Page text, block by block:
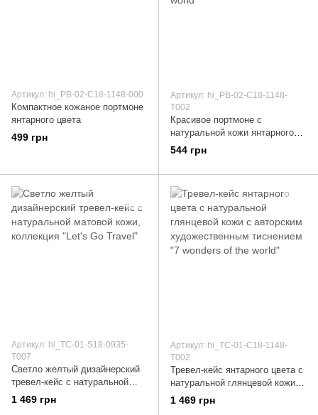
Артикул: hi_PB-02-C18-1148-000
Компактное кожаное портмоне
янтарного цвета
499 грн
Артикул: hi_PB-02-C18-1148-
T002
Красивое портмоне с
натуральной кожи янтарного
цвета с художественным
тиснением "7 wonders of the
544 грн
Артикул: hi_TC-01-S18-0935-
T007
Светло желтый дизайнерский
тревел-кейс с натуральной
матовой кожи, коллекция "Let's
Go Travel"
1 469 грн
Артикул: hi_TC-01-C18-1148-
T002
Тревел-кейс янтарного цвета с
натуральной глянцевой кожи с
авторским художественным
тиснением "7 wonders of the
1 469 грн